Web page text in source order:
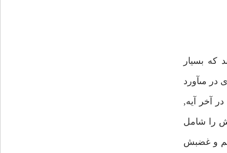
كه بسيار
در مىآورد
آخر آيه,
را شامل
و غضبش